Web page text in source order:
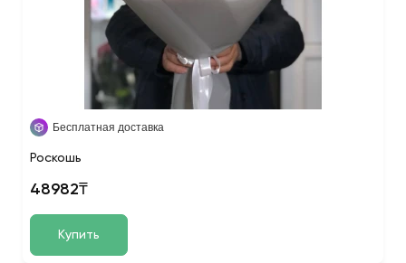
Бесплатная доставка
Роскошь
48982₸
Купить